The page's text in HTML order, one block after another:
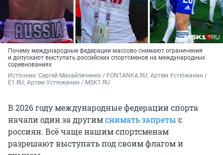
Почему международные федерации массово снимают ограничения
и допускают выступать российских спортсменов на международных
соревнованиях
Источник: Сергей Михайличенко / FONTANKA.RU; Артем Устюжанин /
E1.RU; Артем Устюжанин / MSK1.RU
В 2026 году международные федерации спорта
начали один за другимснимать запреты с
россиян. Всё чаще нашим спортсменам
разрешают выступать под своим флагом и